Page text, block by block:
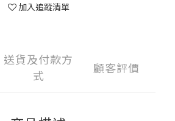
加入追蹤清單
送貨及付款方
式
顧客評價